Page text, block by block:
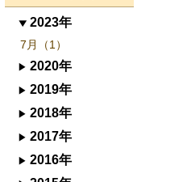
2023年
7月（1）
2020年
2019年
2018年
2017年
2016年